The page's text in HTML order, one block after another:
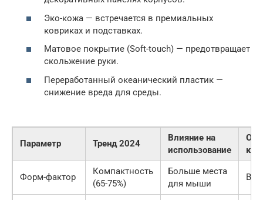
Эко-кожа — встречается в премиальных
ковриках и подставках.
Матовое покрытие (Soft-touch) — предотвращает
скольжение руки.
Переработанный океанический пластик —
снижение вреда для среды.
Параметр Тренд 2024
Влияние на
использование
Форм-фактор
Компактность
(65-75%)
Больше места
для мыши